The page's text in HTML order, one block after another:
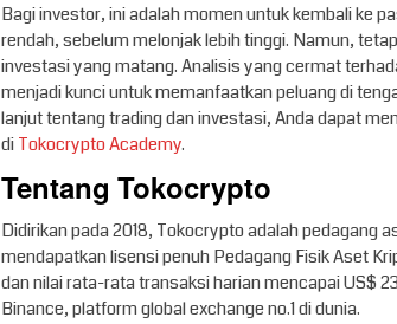
Bagi investor, ini adalah momen untuk kembali ke
rendah, sebelum melonjak lebih tinggi. Namun,
investasi yang matang. Analisis yang cermat
menjadi kunci untuk memanfaatkan peluang di
lanjut tentang trading dan investasi, Anda dapat
diTokocrypto Academy.
Tentang Tokocrypto
Didirikan pada 2018, Tokocrypto adalah pedagang
mendapatkan lisensi penuh Pedagang Fisik Aset
dan nilai rata-rata transaksi harian mencapai US$
Binance, platform global exchange no.1 di dunia.